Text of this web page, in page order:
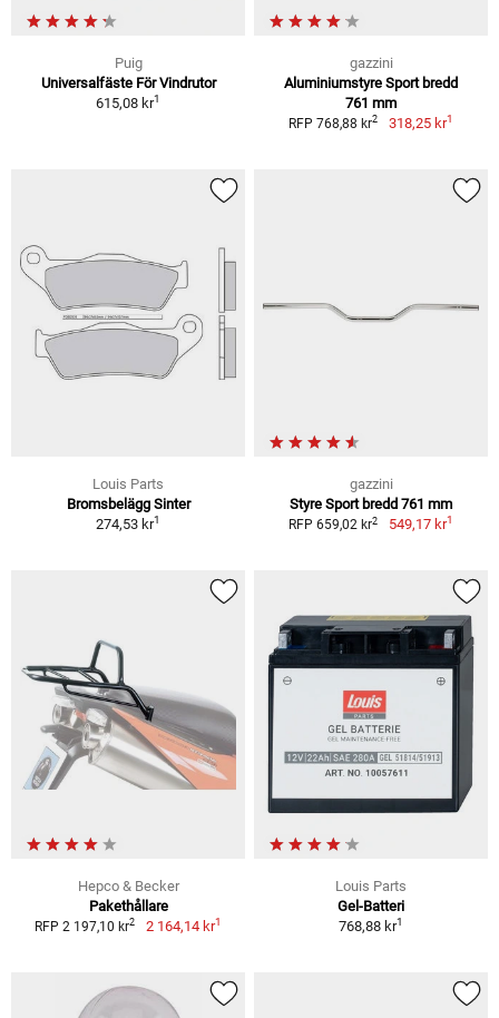
Puig
Universalfäste För Vindrutor
615,08 kr1
gazzini
Aluminiumstyre Sport bredd
761 mm
RFP 768,88 kr2 318,25 kr1
Louis Parts
Bromsbelägg Sinter
274,53 kr1
gazzini
Styre Sport bredd 761 mm
RFP 659,02 kr2 549,17 kr1
Hepco & Becker
Pakethållare
RFP 2 197,10 kr2 2 164,14 kr1
Louis Parts
Gel-Batteri
768,88 kr1